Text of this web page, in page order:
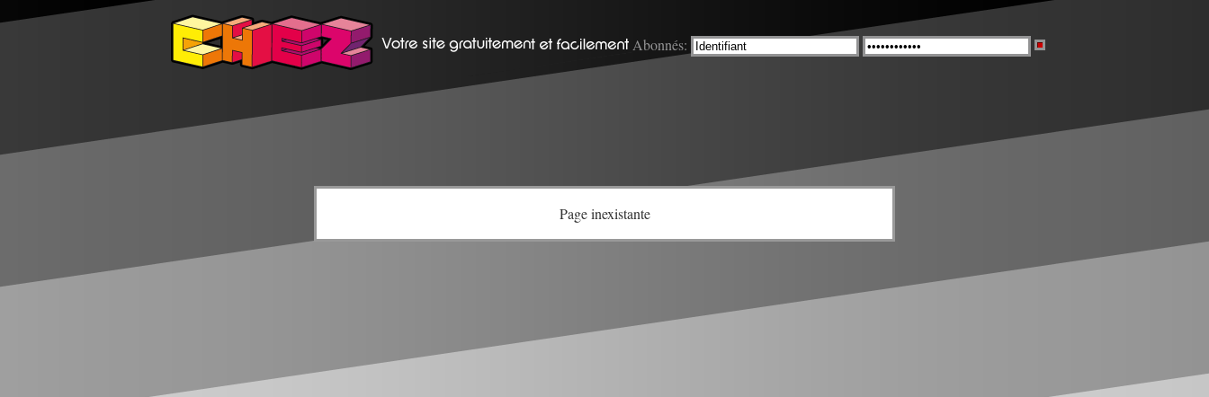
Abonnés:
Page inexistante